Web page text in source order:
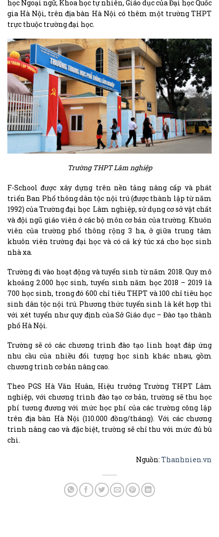
học Ngoại ngữ, Khoa học tự nhiên, Giáo dục của Đại học Quốc
gia Hà Nội, trên địa bàn Hà Nội có thêm một trường THPT
trực thuộc trường đại học.
Trường THPT Lâm nghiệp
F-School được xây dựng trên nền tảng nâng cấp và phát
triển Ban Phổ thông dân tộc nội trú (được thành lập từ năm
1992) của Trường đại học Lâm nghiệp, sử dụng cơ sở vật chất
và đội ngũ giáo viên ở các bộ môn cơ bản của trường. Khuôn
viên của trường phổ thông rộng 3 ha, ở giữa trung tâm
khuôn viên trường đại học và có cả ký túc xá cho học sinh
nhà xa.
Trường đi vào hoạt động và tuyển sinh từ năm 2018. Quy mô
khoảng 2.000 học sinh, tuyển sinh năm học 2018 – 2019 là
700 học sinh, trong đó 600 chỉ tiêu THPT và 100 chỉ tiêu học
sinh dân tộc nội trú. Phương thức tuyển sinh là kết hợp thi
với xét tuyển như quy định của Sở Giáo dục – Đào tạo thành
phố Hà Nội.
Trường sẽ có các chương trình đào tạo linh hoạt đáp ứng
nhu cầu của nhiều đối tượng học sinh khác nhau, gồm
chương trình cơ bản nâng cao.
Theo PGS Hà Văn Huân, Hiệu trưởng Trường THPT Lâm
nghiệp, với chương trình đào tạo cơ bản, trường sẽ thu học
phí tương đương với mức học phí của các trường công lập
trên địa bàn Hà Nội (110.000 đồng/tháng). Với các chương
trình nâng cao và đặc biệt, trường sẽ chỉ thu với mức đủ bù
chi.
Nguồn: Thanhnien.vn